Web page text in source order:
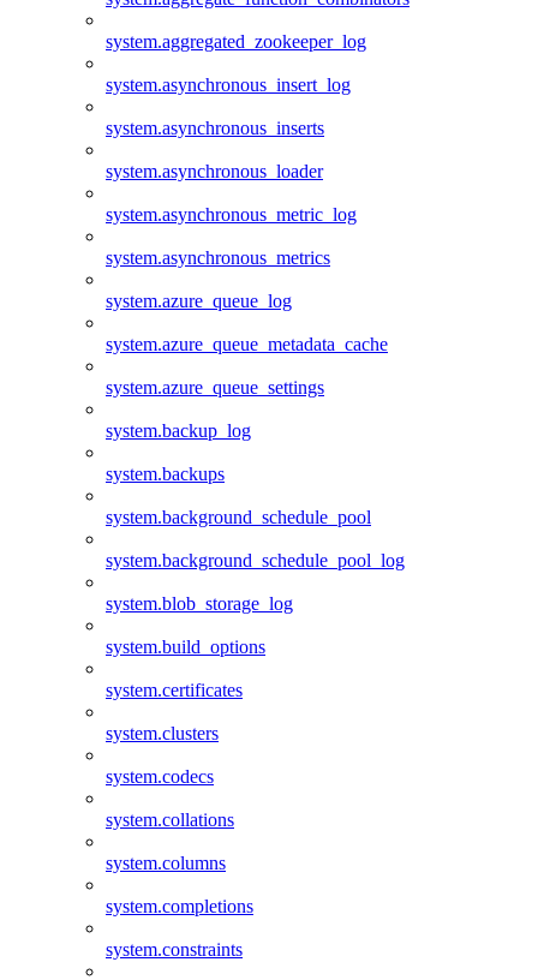
system.aggregated_zookeeper_log
system.asynchronous_insert_log
system.asynchronous_inserts
system.asynchronous_loader
system.asynchronous_metric_log
system.asynchronous_metrics
system.azure_queue_log
system.azure_queue_metadata_cache
system.azure_queue_settings
system.backup_log
system.backups
system.background_schedule_pool
system.background_schedule_pool_log
system.blob_storage_log
system.build_options
system.certificates
system.clusters
system.codecs
system.collations
system.columns
system.completions
system.constraints